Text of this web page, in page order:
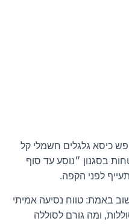
כיסא גלגלים חשמלי קל
בסגנון ״נוסע עד סוף
לפני הקפה.
באמת: טווח נסיעה אמיתי
ומה גורם לסוללה